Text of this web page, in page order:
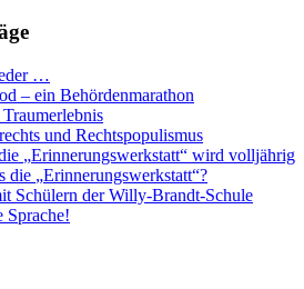
…
– ein Behördenmarathon
und Rechtspopulismus
Erinnerungswerkstatt
wird volljährig
die
Erinnerungswerkstatt ?
Schülern der Willy-Brandt-Schule
Sprache!